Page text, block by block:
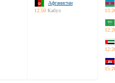
Афганистан
12:50 Кабул